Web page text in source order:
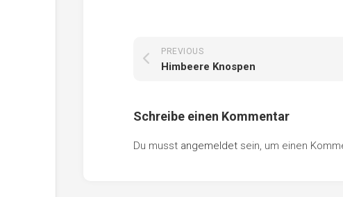
PREVIOUS
Himbeere Knospen
Schreibe einen Kommentar
Du musst angemeldet sein, um einen